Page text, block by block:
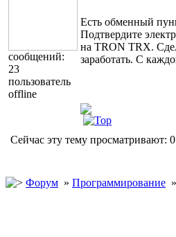
cообщений:
23
пользователь
offline
Есть обменный
Подтвердите
на TRON TRX.
заработать. С
Сейчас эту тему просматривают:
Форум » Программирование »